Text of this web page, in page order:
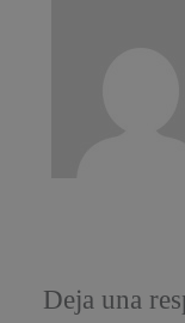
Deja una